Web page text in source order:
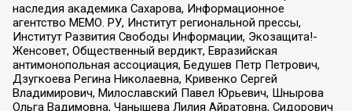
наследия академика Сахарова, Информационное
агентство МЕМО. РУ, Институт региональной прессы,
Институт Развития Свободы Информации, Экозащита!-
Женсовет, Общественный вердикт, Евразийская
антимонопольная ассоциация, Бедушев Петр Петрович,
Дзугкоева Регина Николаевна, Кривенко Сергей
Владимирович, Милославский Павел Юрьевич, Шнырова
Ольга Вадимовна, Чанышева Лилия Айратовна, Сидорович